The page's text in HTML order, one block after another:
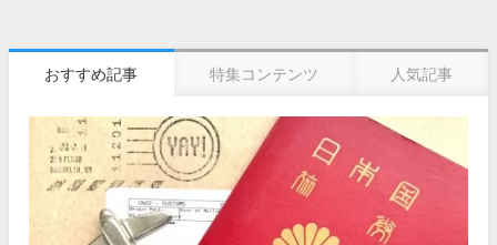
おすすめ記事 特集コンテンツ 人気記事